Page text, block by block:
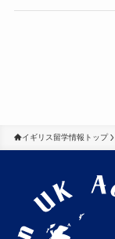
イギリス留学情報トップ